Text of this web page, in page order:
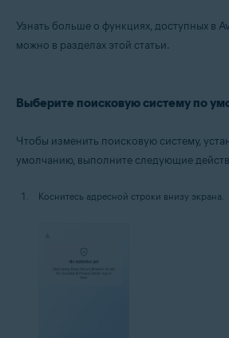
Узнать больше о функциях, доступных в
можно в разделах этой статьи.
Выберите поисковую систему по
Чтобы изменить поисковую систему,
умолчанию, выполните следующие
Коснитесь адресной строки внизу экрана.